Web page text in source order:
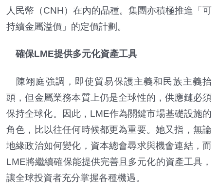
人民幣（CNH）在內的品種。集團亦積極推進「可
持續金屬溢價」的定價計劃。
確保LME提供多元化資產工具
陳翊庭強調，即使貿易保護主義和民族主義抬
頭，但金屬業務本質上仍是全球性的，供應鏈必須
保持全球化。因此，LME作為關鍵市場基礎設施的
角色，比以往任何時候都更為重要。她又指，無論
地緣政治如何變化，資本總會尋求與機會連結，而
LME將繼續確保能提供完善且多元化的資產工具，
讓全球投資者充分掌握各種機遇。